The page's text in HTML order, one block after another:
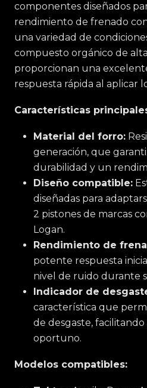
componentes diseñados
rendimiento de frenado
una variedad de
compuesto orgánico de
proporcionan una
respuesta rápida al aplicar
Características
Material del forro:
generación, que
durabilidad y un
Diseño compatible:
diseñadas para
2 pistones de marcas
Logan.
Rendimiento de
potente respuesta
nivel de ruido durante
Indicador de
característica que
de desgaste,
oportuno.
Modelos compatibles: